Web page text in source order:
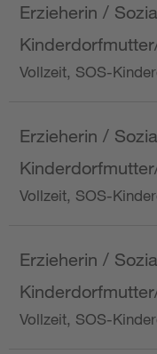
Erzieherin /
Vollzeit, SOS-
Erzieherin /
Vollzeit, SOS-
Erzieherin /
Vollzeit, SOS-